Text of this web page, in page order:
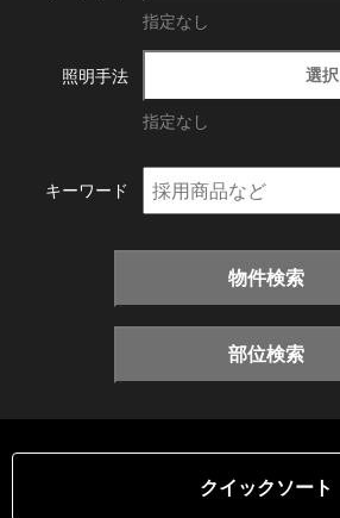
指定なし
照明手法 選択
指定なし
キーワード
物件検索
部位検索
クイックソート